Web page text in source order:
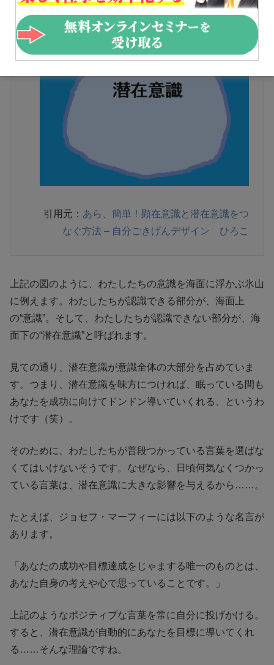
引用元： あら、簡単！顕在意識と潜在意識をつ
なぐ方法 – 自分ごきげんデザイン ひろこ
上記の図のように、わたしたちの意識を海面に浮かぶ氷山
に例えます。わたしたちが認識できる部分が、海面上
の“意識”。そして、わたしたちが認識できない部分が、海
面下の“潜在意識”と呼ばれます。
見ての通り、潜在意識が意識全体の大部分を占めていま
す。つまり、潜在意識を味方につければ、眠っている間も
あなたを成功に向けてドンドン導いていくれる、というわ
けです（笑）。
そのために、わたしたちが普段つかっている言葉を選ばな
くてはいけないそうです。なぜなら、日頃何気なくつかっ
ている言葉は、潜在意識に大きな影響を与えるから……。
たとえば、ジョセフ・マーフィーには以下のような名言が
あります。
「あなたの成功や目標達成をじゃまする唯一のものとは、
あなた自身の考えや心で思っていることです。」
上記のようなポジティブな言葉を常に自分に投げかける。
すると、潜在意識が自動的にあなたを目標に導いてくれ
る……そんな理論ですね。